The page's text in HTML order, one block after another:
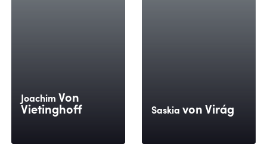
Joachim Von
Vietinghoff
Saskia von Virág